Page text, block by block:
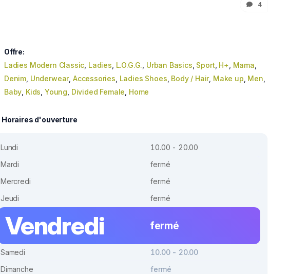
4
Offre:
Ladies Modern Classic Ladies L.O.G.G. Urban Basics Sport H+ Mama
Denim Underwear, Accessories Ladies Shoes Body / Hair, Make up Men
Baby Kids Young Divided Female Home
Horaires d'ouverture
Lundi
10.00 - 20.00
Mardi
fermé
Mercredi
fermé
Jeudi
fermé
Vendredi fermé
Samedi
10.00 - 20.00
Dimanche
fermé